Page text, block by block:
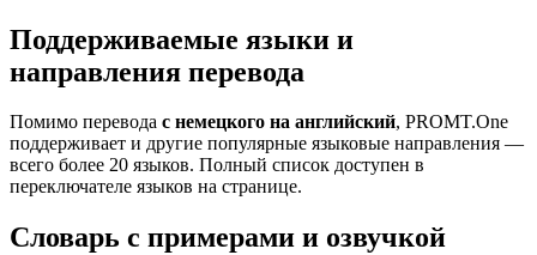
Поддерживаемые языки и
направления перевода
Помимо перевода с немецкого на английский, PROMT.One
поддерживает и другие популярные языковые направления —
всего более 20 языков. Полный список доступен в
переключателе языков на странице.
Словарь с примерами и озвучкой